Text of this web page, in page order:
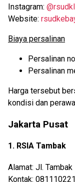
Instagram: @rsudkl
Website:
Biaya persalinan
Persalinan
Persalinan
Harga tersebut
kondisi dan
Jakarta Pusat
1. RSIA Tambak
Alamat: Jl.
Kontak: